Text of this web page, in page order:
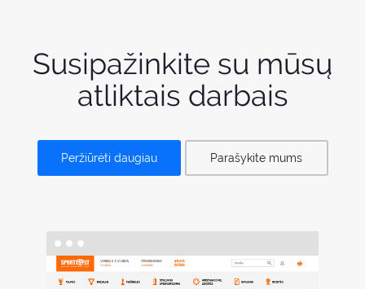
Susipažinkite su mūsų
atliktais darbais
Peržiūrėti daugiau Parašykite mums